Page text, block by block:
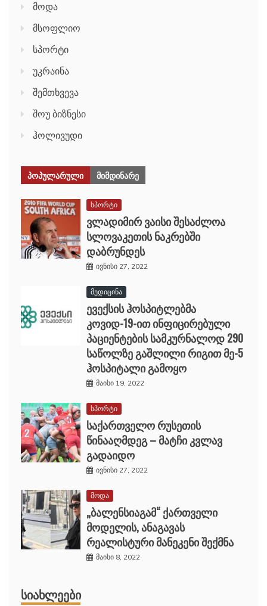
მოდა
მსოფლიო
სპორტი
უკრაინა
შემთხვევა
შოუ ბიზნესი
ჰოლივუდი
ᲞᲝᲞᲣᲚᲐᲠᲣᲚᲘ ᲛᲘᲛᲓᲘᲜᲐᲠᲔ
სპორტი
ვლადიმირ ვაისი შესაძლოა
სლოვაკეთის ნაკრებში
დაბრუნდეს
ივნისი 27, 2022
მედიცინა
ევექსის ჰოსპიტლებმა
კოვიდ-19-ით ინფიცირებული
პაციენტების სამკურნალოდ 290
საწოლზე გაშლილი რიგით მე-5
ჰოსპიტალი გამოყო
მაისი 19, 2022
სპორტი
საქართველო რუსეთის
წინააღმდეგ – მატჩი კვლავ
გადაიდო
ივნისი 27, 2022
მოდა
„ბალენსიაგამ“ ქართველი
მოდელის, ანაგავას
რეალისტური მანეკენი შექმნა
მაისი 8, 2022
ᲡᲘᲐᲮᲚᲔᲔᲑᲘ